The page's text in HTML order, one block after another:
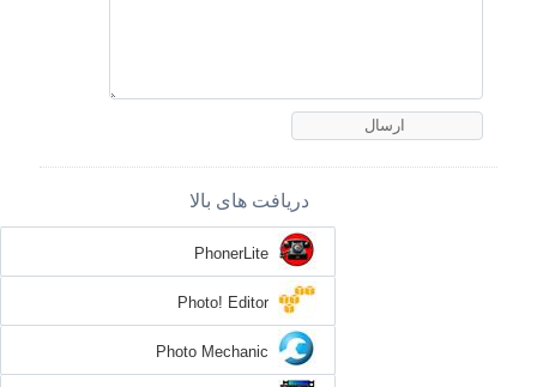
دریافت های بالا
PhonerLite
Photo! Editor
Photo Mechanic